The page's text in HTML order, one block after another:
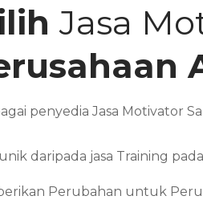
Jasa
penyedia Jasa Motivator
daripada jasa Training
Perubahan untuk